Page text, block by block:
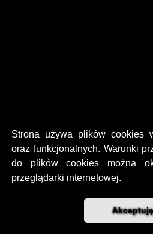
Strona używa plików cookies
oraz funkcjonalnych. Warunki
do plików cookies można
przeglądarki internetowej.